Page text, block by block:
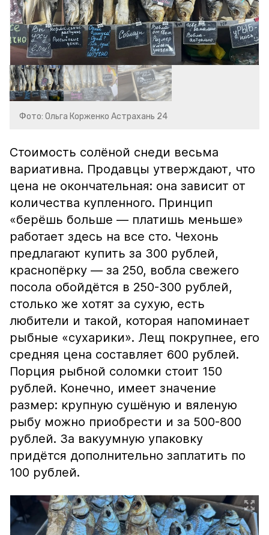
Фото: Ольга Корженко Астрахань 24
Стоимость солёной снеди весьма
вариативна. Продавцы утверждают, что
цена не окончательная: она зависит от
количества купленного. Принцип
«берёшь больше — платишь меньше»
работает здесь на все сто. Чехонь
предлагают купить за 300 рублей,
краснопёрку — за 250, вобла свежего
посола обойдётся в 250-300 рублей,
столько же хотят за сухую, есть
любители и такой, которая напоминает
рыбные «сухарики». Лещ покрупнее, его
средняя цена составляет 600 рублей.
Порция рыбной соломки стоит 150
рублей. Конечно, имеет значение
размер: крупную сушёную и вяленую
рыбу можно приобрести и за 500-800
рублей. За вакуумную упаковку
придётся дополнительно заплатить по
100 рублей.